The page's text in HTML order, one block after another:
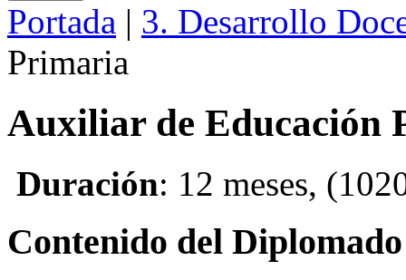
Portada | 3. Desarrollo
Primaria
Auxiliar de Educación
Duración: 12 meses,
Contenido del